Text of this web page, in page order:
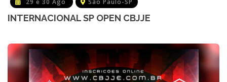
29 e 30 Ago São Paulo-SP
INTERNACIONAL SP OPEN CBJJE